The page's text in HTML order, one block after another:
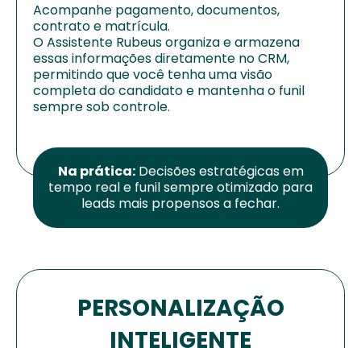
Acompanhe pagamento, documentos,
contrato e matrícula.
O Assistente Rubeus organiza e armazena
essas informações diretamente no CRM,
permitindo que você tenha uma visão
completa do candidato e mantenha o funil
sempre sob controle.
Na prática:Decisões estratégicas em
tempo real e funil sempre otimizado para
leads mais propensos a fechar.
PERSONALIZAÇÃO
INTELIGENTE